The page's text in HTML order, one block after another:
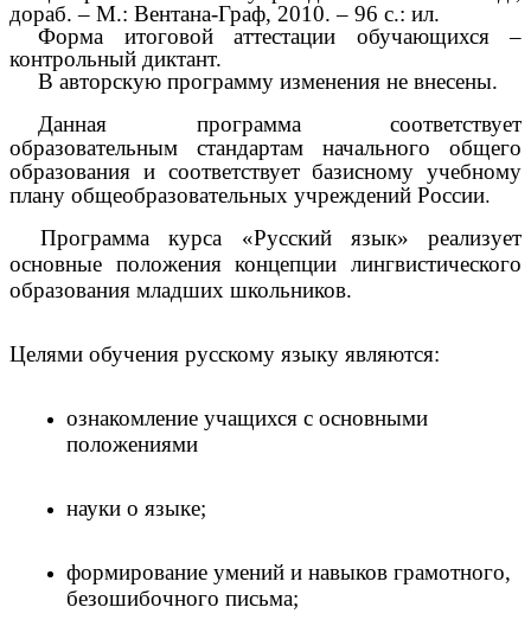
дораб. – М.: Вентана-Граф, 2010. – 96 с.: ил.
Форма итоговой аттестации обучающихся –
контрольный диктант.
В авторскую программу изменения не внесены.
Данная программа соответствует
образовательным стандартам начального общего
образования и соответствует базисному учебному
плану общеобразовательных учреждений России.
Программа курса «Русский язык» реализует
основные положения концепции лингвистического
образования младших школьников.
Целями обучения русскому языку являются:
ознакомление учащихся с основными
положениями
науки о языке;
формирование умений и навыков грамотного,
безошибочного письма;